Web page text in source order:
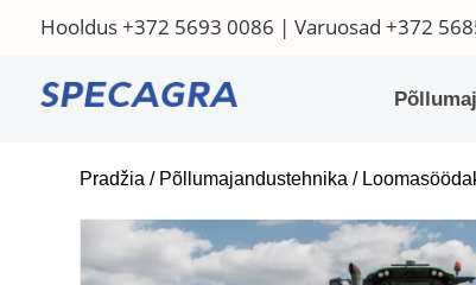
Hooldus+372 5693 0086 | Varuosad +372
Pradžia / Põllumajandustehnika /